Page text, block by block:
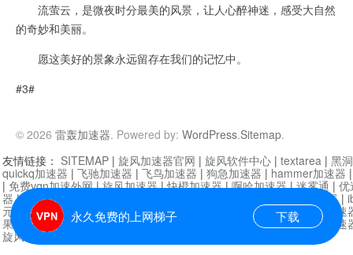
流萤云，是微夜时分最美的风景，让人心醉神迷，感受大自然
的奇妙和美丽。
愿这美好的景象永远留存在我们的记忆中。
#3#
© 2026 雷轰加速器. Powered by: WordPress.Sitemap.
永久免费的上网梯子 下载
友情链接： SITEMAP | 旋风加速器官网 | 旋风软件中心 | textarea | 黑
quickq加速器 | 飞驰加速器 | 飞鸟加速器 | 狗急加速器 | hammer加速器
| 免费vqn加速外网|旋风加速器|快橙加速器|啊哈加速器|迷雾通 | 优
器| 快柠檬加速器 anycast加速器|
元机场加速器 |一元机场| 老王加速器 |白石山|
小牛加速
果加速器 |黑洞加速|银河加速器| 海鸥加速器|芒果加速
旋风加速器度器